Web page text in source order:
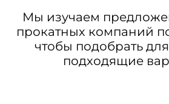
Мы изучаем
прокатных компаний
чтобы подобрать
подходящие